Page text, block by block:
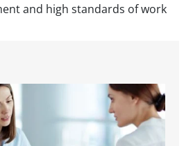
and high standards of work